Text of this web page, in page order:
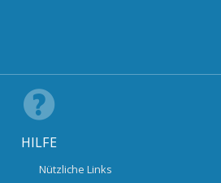
HILFE
Nützliche Links